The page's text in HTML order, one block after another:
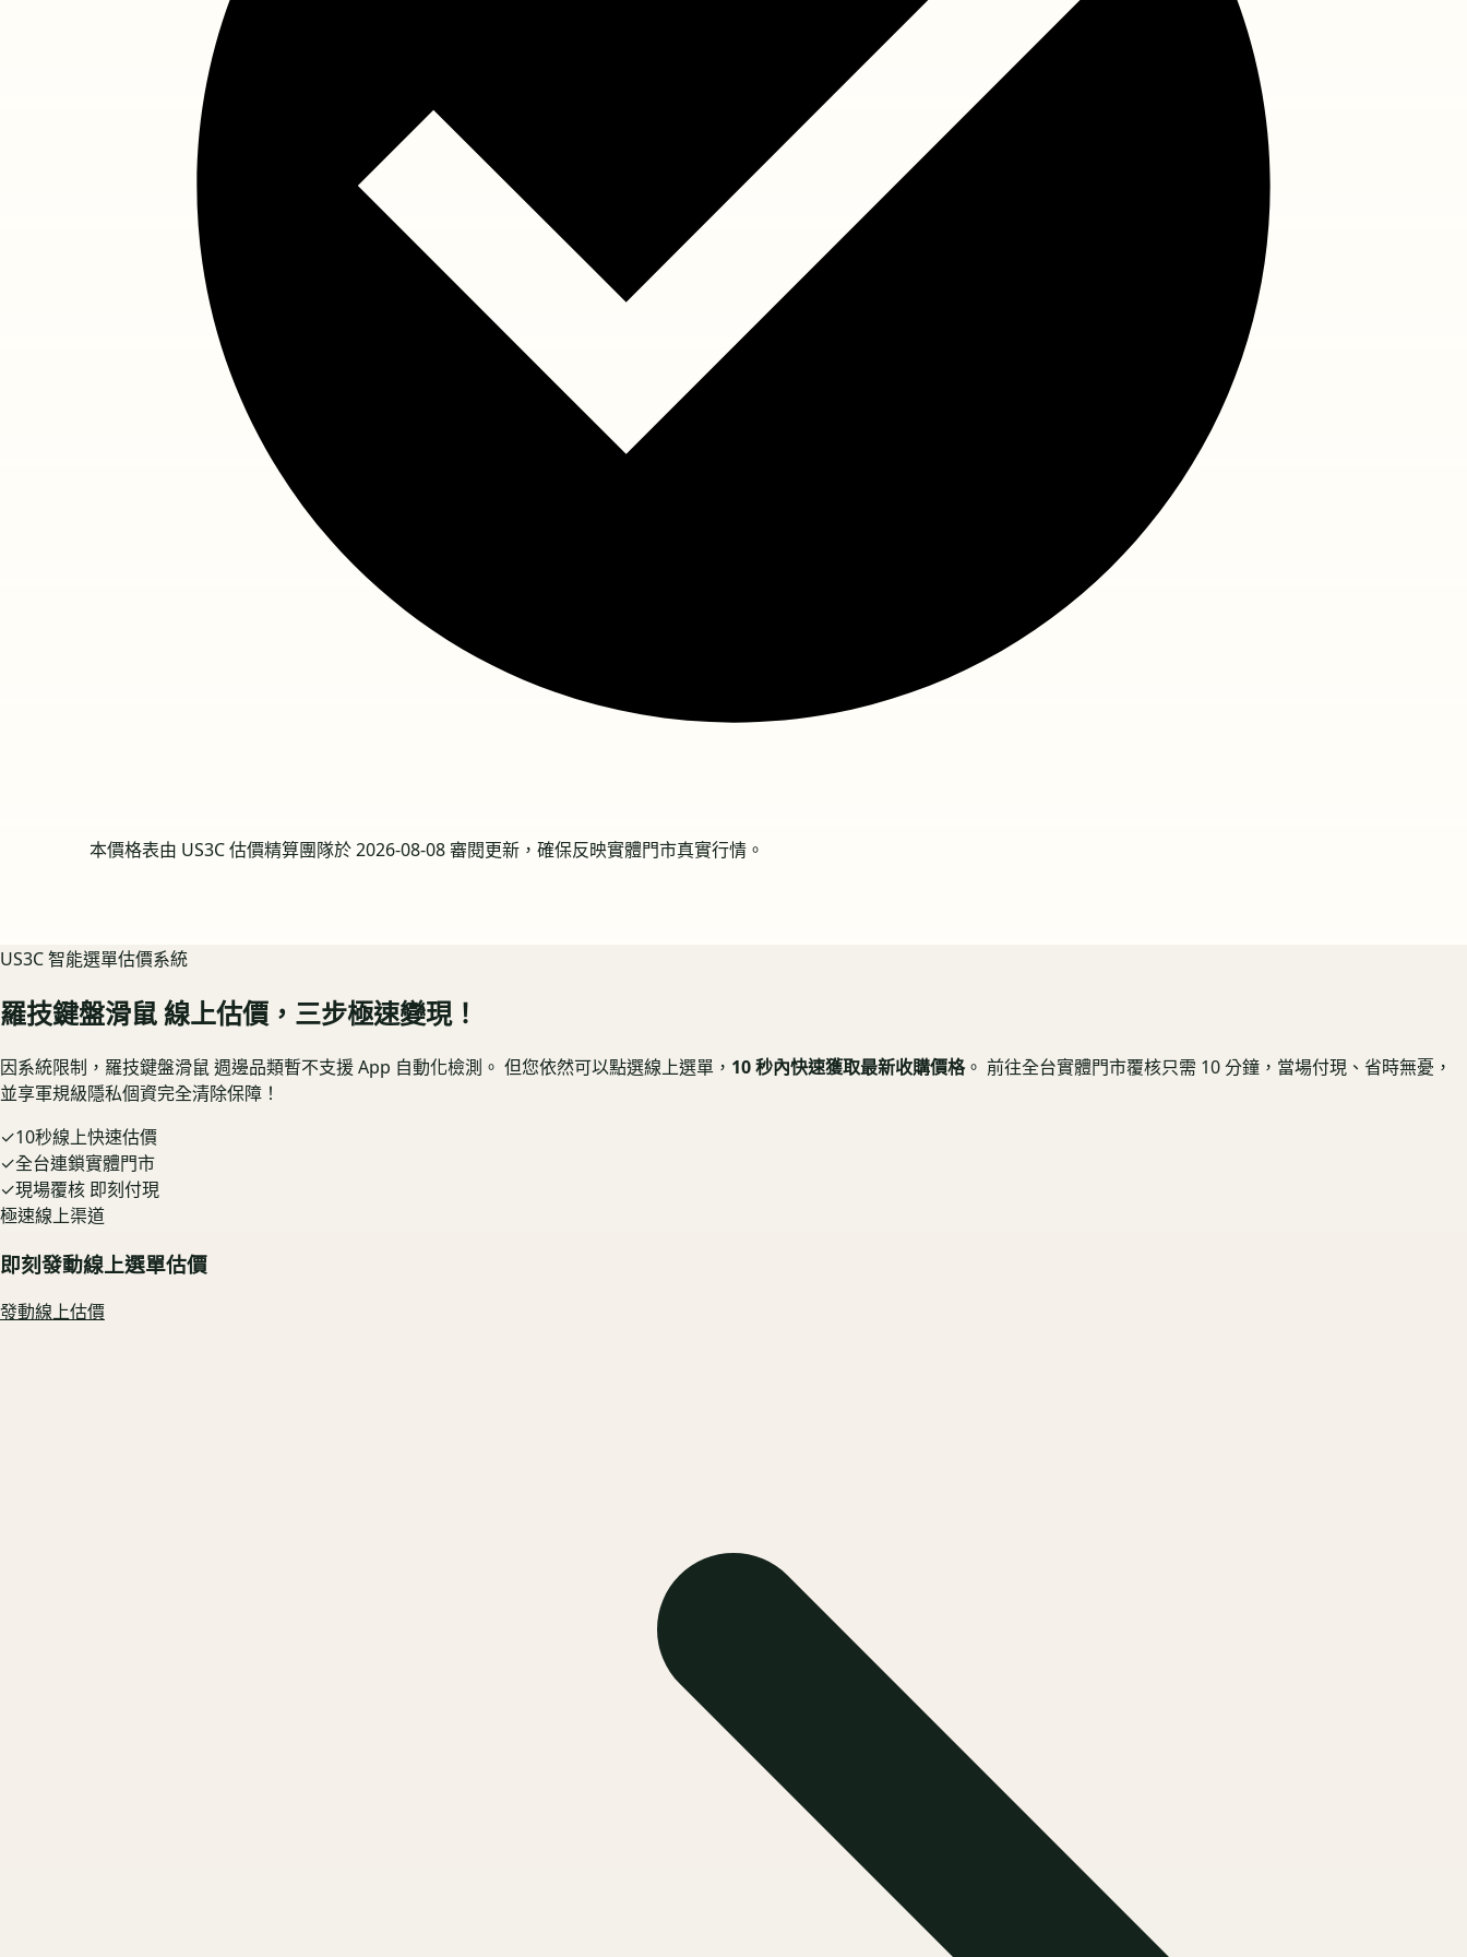
本價格表由 US3C 估價精算團隊於2026-08-08審閱更新，確保反映實體門市真實行情。
US3C 智能選單估價系統
羅技鍵盤滑鼠線上估價，三步極速變現！
因系統限制， 羅技鍵盤滑鼠週邊品類暫不支援 App 自動化檢測。 但您依然可以點選線上選單， 10 秒內快速獲取最新收購價格。 前往全台實體門市覆核只需 10 分鐘，當場付現、省時無憂，
並享軍規級隱私個資完全清除保障！
✓10秒線上快速估價
✓全台連鎖實體門市
✓現場覆核 即刻付現
極速線上渠道
即刻發動線上選單估價
發動線上估價